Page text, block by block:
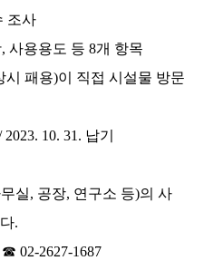
조사
사용용도 등 8개 항목
패용)이 직접 시설물 방문
10. 31. 납기
실, 공장, 연구소 등)의 사
.
02-2627-1687